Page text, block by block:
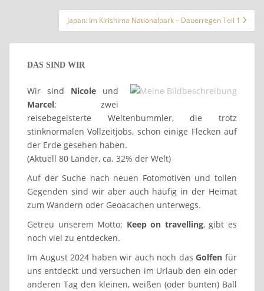
Japan: Im Kirishima Nationalpark – Dauerregen Teil 1
DAS SIND WIR
Wir sind Nicole und
Marcel; zwei
reisebegeisterte Weltenbummler, die trotz
stinknormalen Vollzeitjobs, schon einige Flecken auf
der Erde gesehen haben.
(Aktuell 80 Länder, ca. 32% der Welt)
Auf der Suche nach neuen Fotomotiven und tollen
Gegenden sind wir aber auch häufig in der Heimat
zum Wandern oder Geoacachen unterwegs.
Getreu unserem Motto: Keep on travelling, gibt es
noch viel zu entdecken.
Im August 2024 haben wir auch noch dasGolfen für
uns entdeckt und versuchen im Urlaub den ein oder
anderen Tag den kleinen, weißen (oder bunten) Ball